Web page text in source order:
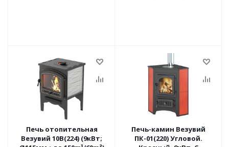
Печь отопительная
Везувий 10В(224) (9кВт;
Печь-камин Везувий
ПК-01(220) Угловой.